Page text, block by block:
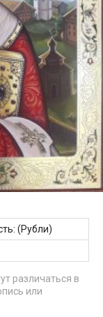
(Рубли)
различаться в
или